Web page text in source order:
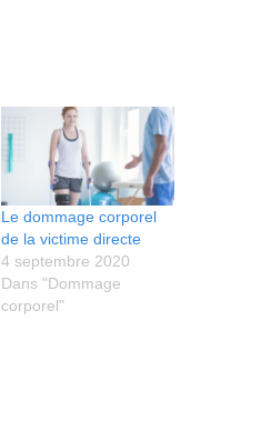
Le dommage corporel
de la victime directe
4 septembre 2020
Dans "Dommage
corporel"